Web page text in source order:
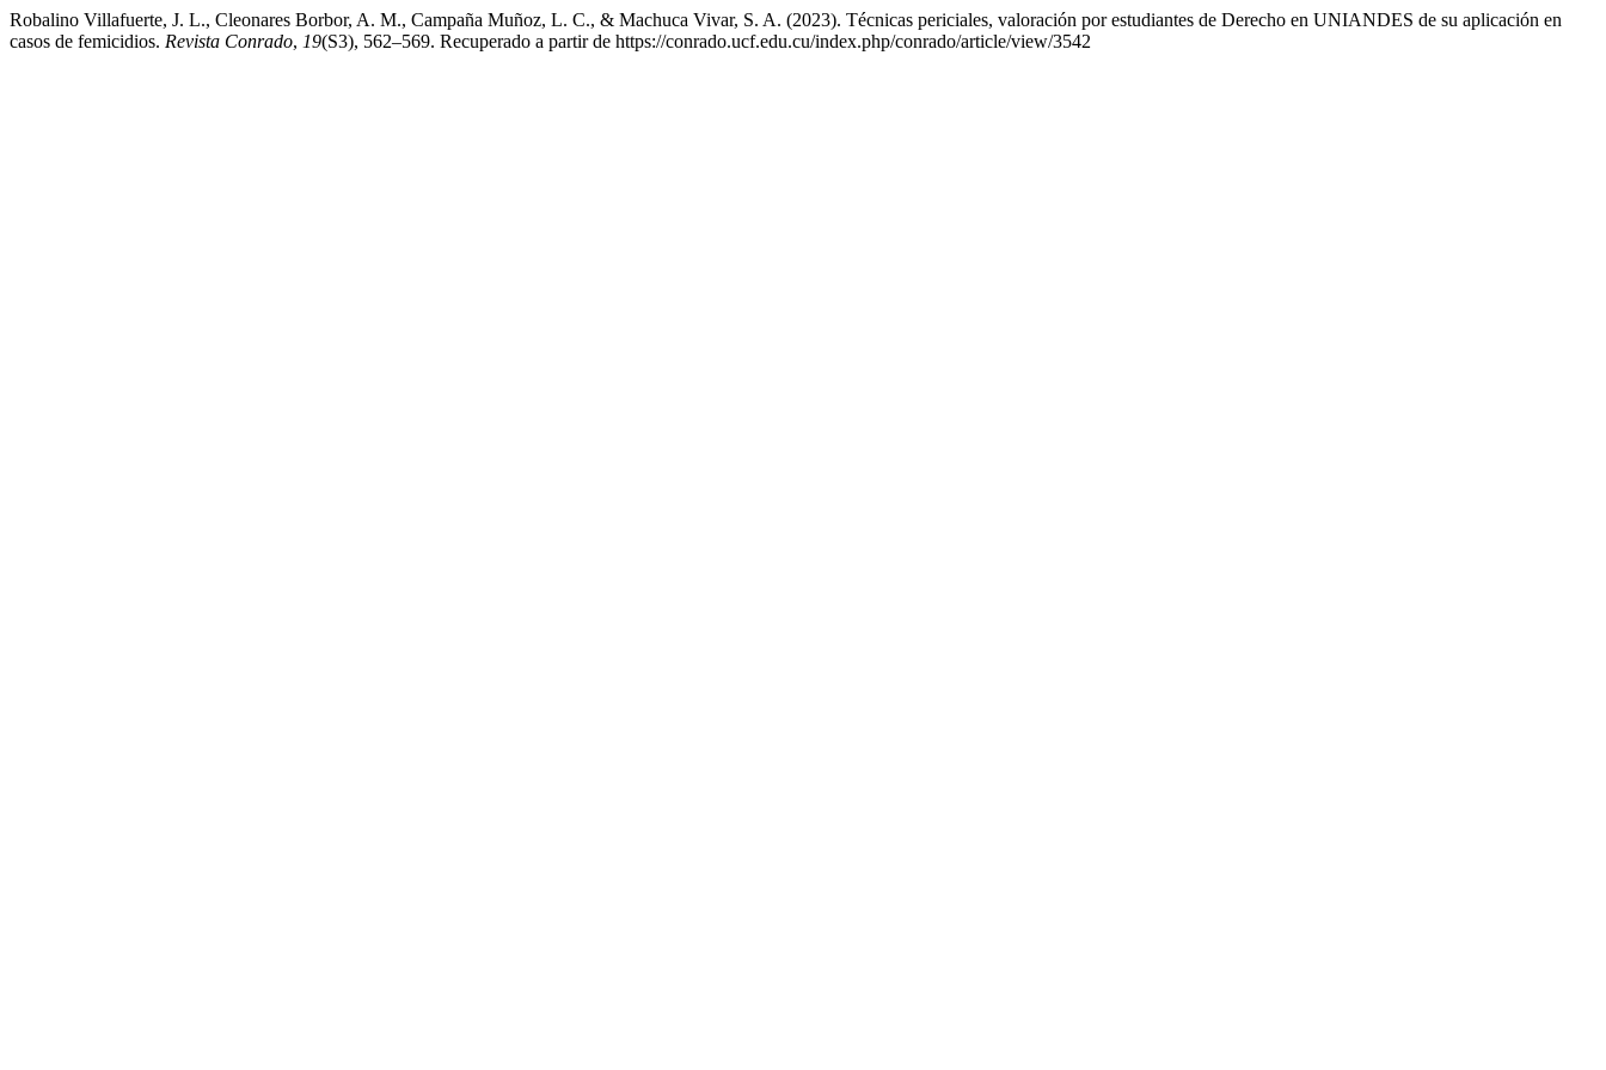
Robalino Villafuerte, J. L., Cleonares Borbor, A. M., Campaña Muñoz, L. C., & Machuca Vivar, S. A. (2023). Técnicas periciales, valoración por estudiantes de Derecho en UNIANDES de su aplicación en
casos de femicidios. Revista Conrado, 19(S3), 562–569. Recuperado a partir de https://conrado.ucf.edu.cu/index.php/conrado/article/view/3542